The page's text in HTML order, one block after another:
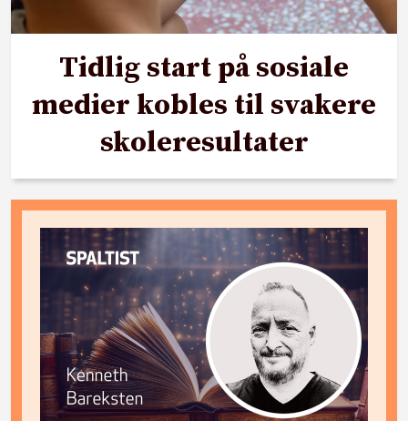
Tidlig start på sosiale
medier kobles til svakere
skoleresultater